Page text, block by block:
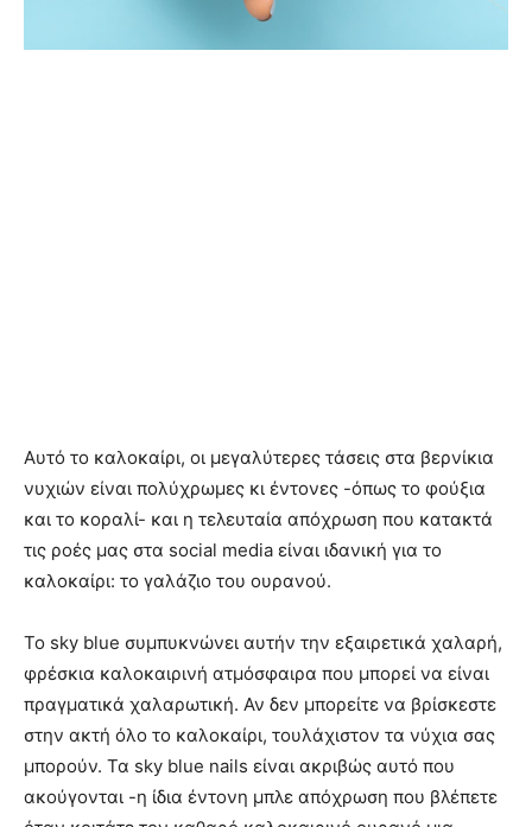
Αυτό το καλοκαίρι, οι μεγαλύτερες τάσεις στα βερνίκια
νυχιών είναι πολύχρωμες κι έντονες -όπως το φούξια
και το κοραλί- και η τελευταία απόχρωση που κατακτά
τις ροές μας στα social media είναι ιδανική για το
καλοκαίρι: το γαλάζιο του ουρανού.
Το sky blue συμπυκνώνει αυτήν την εξαιρετικά χαλαρή,
φρέσκια καλοκαιρινή ατμόσφαιρα που μπορεί να είναι
πραγματικά χαλαρωτική. Αν δεν μπορείτε να βρίσκεστε
στην ακτή όλο το καλοκαίρι, τουλάχιστον τα νύχια σας
μπορούν. Τα sky blue nails είναι ακριβώς αυτό που
ακούγονται -η ίδια έντονη μπλε απόχρωση που βλέπετε